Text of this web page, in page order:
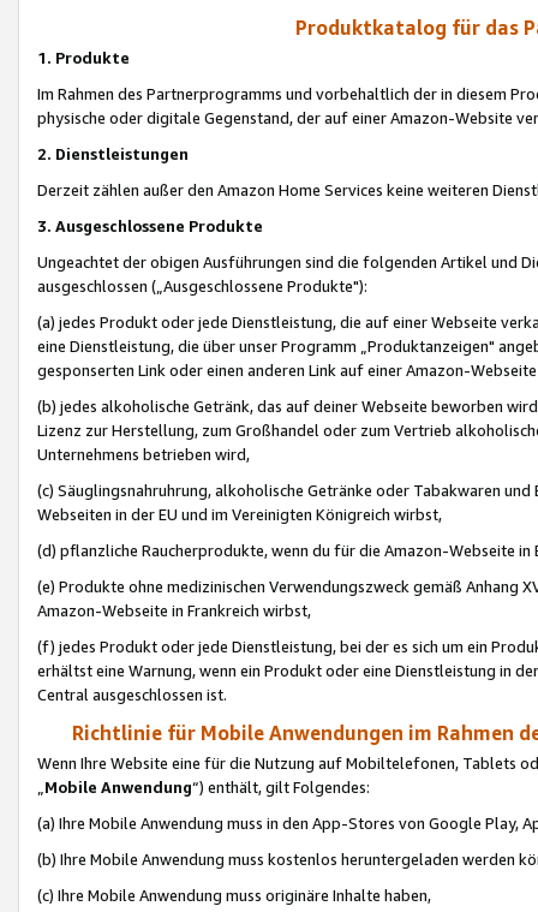
Produktkatalog für das
1. Produkte
Im Rahmen des Partnerprogramms und vorbehaltlich der in diesem
physische oder digitale Gegenstand, der auf einer Amazon-Website
2. Dienstleistungen
Derzeit zählen außer den Amazon Home Services keine weiteren
3. Ausgeschlossene Produkte
Ungeachtet der obigen Ausführungen sind die folgenden Artikel und
ausgeschlossen („Ausgeschlossene Produkte"):
(a) jedes Produkt oder jede Dienstleistung, die auf einer Webseite
eine Dienstleistung, die über unser Programm „Produktanzeigen"
gesponserten Link oder einen anderen Link auf einer Amazon-
(b) jedes alkoholische Getränk, das auf deiner Webseite beworben
Lizenz zur Herstellung, zum Großhandel oder zum Vertrieb
Unternehmens betrieben wird,
(c) Säuglingsnahruhrung, alkoholische Getränke oder Tabakwaren
Webseiten in der EU und im Vereinigten Königreich wirbst,
(d) pflanzliche Raucherprodukte, wenn du für die Amazon-Webseite in
(e) Produkte ohne medizinischen Verwendungszweck gemäß Anhang
Amazon-Webseite in Frankreich wirbst,
(f) jedes Produkt oder jede Dienstleistung, bei der es sich um ein
erhältst eine Warnung, wenn ein Produkt oder eine Dienstleistung in
Central ausgeschlossen ist.
Richtlinie für Mobile Anwendungen im Rahmen
Wenn Ihre Website eine für die Nutzung auf Mobiltelefonen, Tablets
„Mobile Anwendung“) enthält, gilt Folgendes:
(a) Ihre Mobile Anwendung muss in den App-Stores von Google Play,
(b) Ihre Mobile Anwendung muss kostenlos heruntergeladen werden
(c) Ihre Mobile Anwendung muss originäre Inhalte haben,